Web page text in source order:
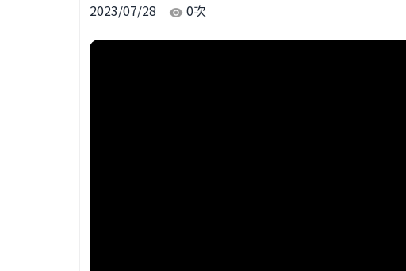
2023/07/28 0次